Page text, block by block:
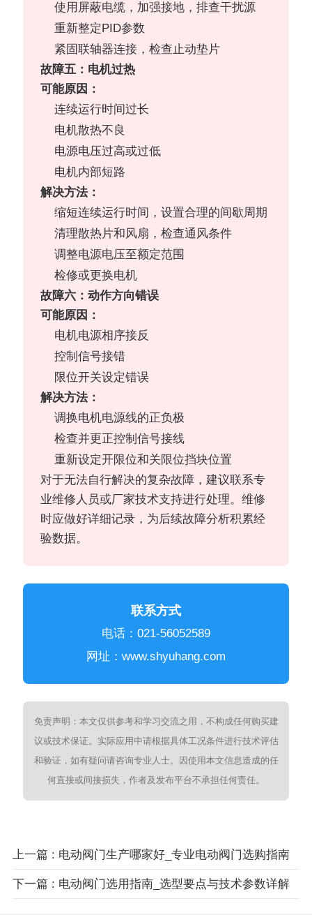
使用屏蔽电缆，加强接地，排查干扰源
重新整定PID参数
紧固联轴器连接，检查止动垫片
故障五：电机过热
可能原因：
连续运行时间过长
电机散热不良
电源电压过高或过低
电机内部短路
解决方法：
缩短连续运行时间，设置合理的间歇周期
清理散热片和风扇，检查通风条件
调整电源电压至额定范围
检修或更换电机
故障六：动作方向错误
可能原因：
电机电源相序接反
控制信号接错
限位开关设定错误
解决方法：
调换电机电源线的正负极
检查并更正控制信号接线
重新设定开限位和关限位挡块位置
对于无法自行解决的复杂故障，建议联系专
业维修人员或厂家技术支持进行处理。维修
时应做好详细记录，为后续故障分析积累经
验数据。
联系方式
电话：021-56052589
网址：www.shyuhang.com
免责声明：本文仅供参考和学习交流之用，不构成任何购买建
议或技术保证。实际应用中请根据具体工况条件进行技术评估
和验证，如有疑问请咨询专业人士。因使用本文信息造成的任
何直接或间接损失，作者及发布平台不承担任何责任。
上一篇 : 电动阀门生产哪家好_专业电动阀门选购指南
下一篇 : 电动阀门选用指南_选型要点与技术参数详解